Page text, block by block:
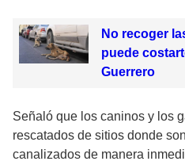
No recoger
puede
Guerrero
Señaló que los caninos y los
rescatados de sitios donde
canalizados de manera